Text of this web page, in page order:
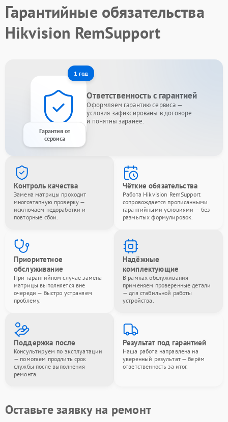
Гарантийные обязательства
Hikvision RemSupport
1 год
Гарантия от
сервиса
Ответственность с гарантией
Оформляем гарантию сервиса —
условия зафиксированы в договоре
и понятны заранее.
Контроль качества
Замена матрицы проходит
многоэтапную проверку —
исключаем недоработки и
повторные сбои.
Чёткие обязательства
Работа Hikvision RemSupport
сопровождается прописанными
гарантийными условиями — без
размытых формулировок.
Приоритетное
обслуживание
При гарантийном случае замена
матрицы выполняется вне
очереди — быстро устраняем
проблему.
Надёжные
комплектующие
В рамках обслуживания
применяем проверенные детали
— для стабильной работы
устройства.
Поддержка после
Консультируем по эксплуатации
— помогаем продлить срок
службы после выполнения
ремонта.
Результат под гарантией
Наша работа направлена на
уверенный результат — берём
ответственность за итог.
Оставьте заявку на ремонт